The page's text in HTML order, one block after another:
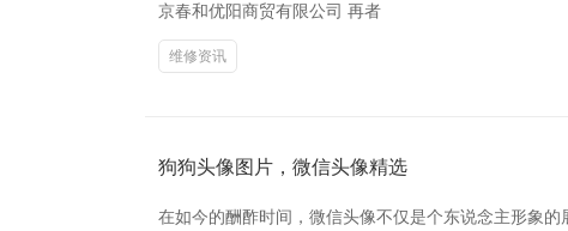
京春和优阳商贸有限公司 再者
维修资讯
狗狗头像图片，微信头像精选
在如今的酬酢时间，微信头像不仅是个东说念主形象